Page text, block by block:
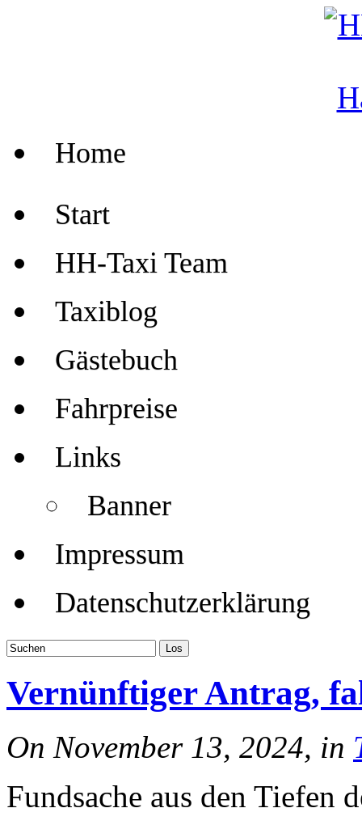
Home
Start
HH-Taxi Team
Taxiblog
Gästebuch
Fahrpreise
Links
Banner
Impressum
Datenschutzerklärung
Vernünftiger Antrag,
On November 13, 2024, in
Fundsache aus den Tiefen